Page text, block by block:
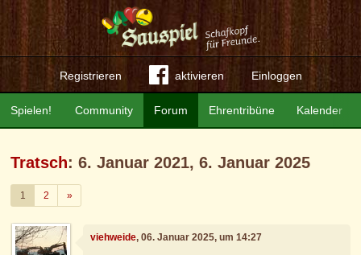
Registrieren aktivieren Einloggen
Community Forum Ehrentribüne Kalender
Spielen!
Tratsch: 6. Januar 2021, 6. Januar 2025
1 2 »Weiter
viehweide, 06. Januar 2025, um 14:27